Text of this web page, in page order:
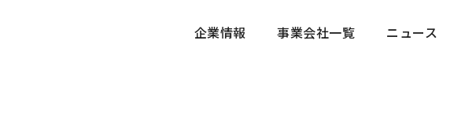
企業情報
事業会社一覧
ニュース